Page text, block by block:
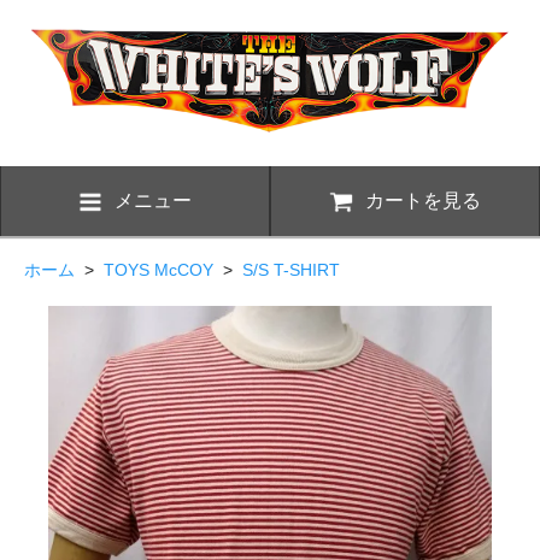
メニュー カートを見る
ホーム > TOYS McCOY > S/S T-SHIRT